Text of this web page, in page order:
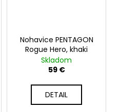
Nohavice PENTAGON
Rogue Hero, khaki
Skladom
59 €
DETAIL